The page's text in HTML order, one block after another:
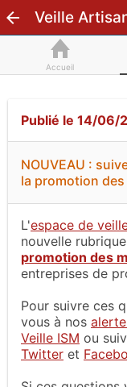
Veille
Accueil
Publié le 14/06/
NOUVEAU :
la promotion
L'espace de
nouvelle
promotion des
entreprises de
Pour suivre ces
vous à nos
Veille ISM ou
Twitter et